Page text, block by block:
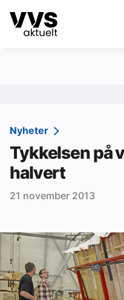
Kategorier
Sanitær
Ventilasjon
Varme og energi
Aktuelle prosjekter
Om VVS Aktuelt
Nyheter
Tykkelsen på
halvert
21 november 2013